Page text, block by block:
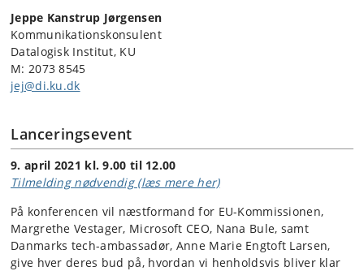
Jeppe Kanstrup Jørgensen
Kommunikationskonsulent
Datalogisk Institut, KU
M: 2073 8545
jej@di.ku.dk
Lanceringsevent
9. april 2021 kl. 9.00 til 12.00
Tilmelding nødvendig (læs mere her)
På konferencen vil næstformand for EU-Kommissionen,
Margrethe Vestager, Microsoft CEO, Nana Bule, samt
Danmarks tech-ambassadør, Anne Marie Engtoft Larsen,
give hver deres bud på, hvordan vi henholdsvis bliver klar